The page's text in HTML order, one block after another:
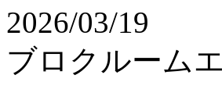
2026/03/19
ブロク ルーム